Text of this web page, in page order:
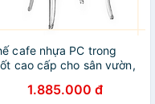
cafe nhựa PC trong
cao cấp cho sân vườn,
2A-PC
1.885.000 đ